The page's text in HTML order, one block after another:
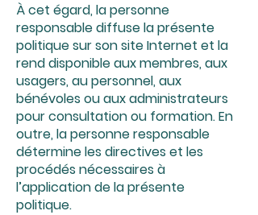
À cet égard, la personne
responsable diffuse la présente
politique sur son site Internet et la
rend disponible aux membres, aux
usagers, au personnel, aux
bénévoles ou aux administrateurs
pour consultation ou formation. En
outre, la personne responsable
détermine les directives et les
procédés nécessaires à
l’application de la présente
politique.